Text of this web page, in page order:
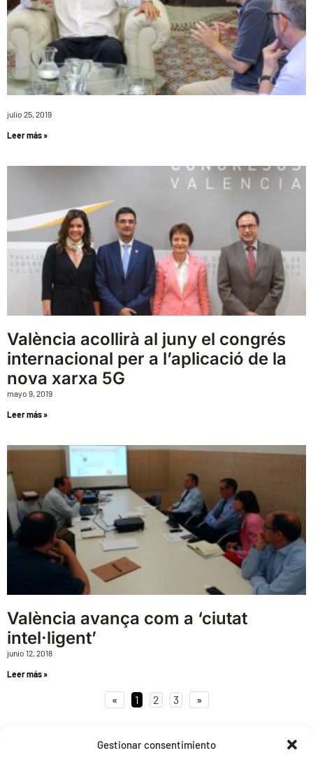
Gestionar consentimiento
julio 25, 2019
Leer más »
València acollirà al juny el congrés
internacional per a l’aplicació de la
nova xarxa 5G
mayo 9, 2019
Leer más »
València avança com a ‘ciutat
intel·ligent’
junio 12, 2018
Leer más »
« 1 2 3 »